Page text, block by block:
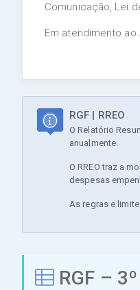
Comunicação, Lei
Em atendimento ao
RGF | RREO
O Relatório
anualmente.
O RREO traz a
despesas
As regras e
RGF –